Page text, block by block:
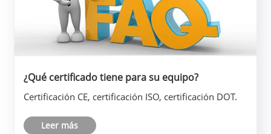
¿Qué certificado tiene para su equipo?
Certificación CE, certificación ISO, certificación DOT.
Leer más